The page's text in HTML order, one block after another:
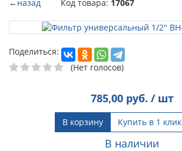
←назад Код товара: 17067
Поделиться:
(Нет голосов)
785,00руб. / шт
В корзину Купить в 1 клик
В наличии